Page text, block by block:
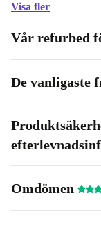
Visa fler
Vår refurbed
De vanligaste
Omdömen